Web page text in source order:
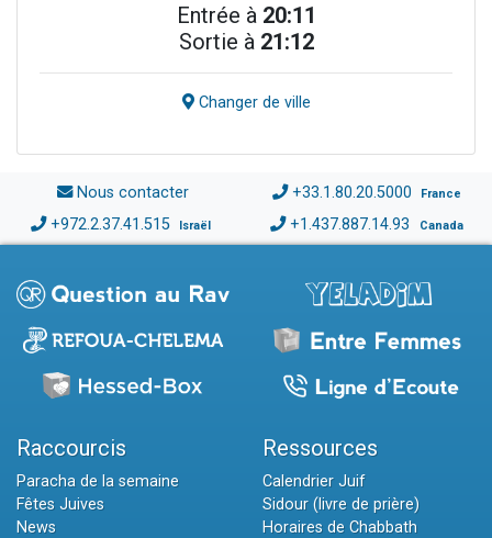
Entrée à 20:11
Sortie à 21:12
Changer de ville
Nous contacter +33.1.80.20.5000 France
+972.2.37.41.515 Israël +1.437.887.14.93 Canada
Raccourcis
Paracha de la semaine
Fêtes Juives
News
Ressources
Calendrier Juif
Sidour (livre de prière)
Horaires de Chabbath